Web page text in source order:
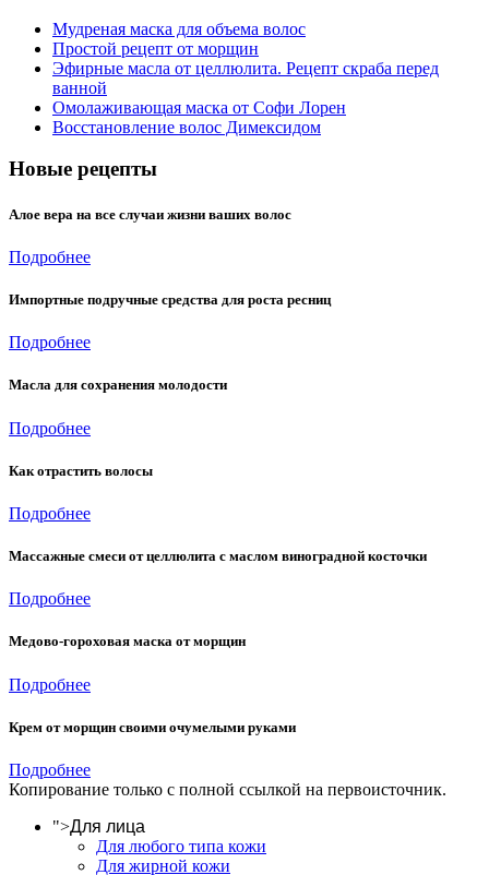
Мудреная маска для объема волос
Простой рецепт от морщин
Эфирные масла от целлюлита. Рецепт скраба перед
ванной
Омолаживающая маска от Софи Лорен
Восстановление волос Димексидом
Новые рецепты
Алое вера на все случаи жизни ваших волос
Подробнее
Импортные подручные средства для роста ресниц
Подробнее
Масла для сохранения молодости
Подробнее
Как отрастить волосы
Подробнее
Массажные смеси от целлюлита с маслом виноградной косточки
Подробнее
Медово-гороховая маска от морщин
Подробнее
Крем от морщин своими очумелыми руками
Подробнее
Копирование только с полной ссылкой на первоисточник.
">Для лица
Для любого типа кожи
Для жирной кожи